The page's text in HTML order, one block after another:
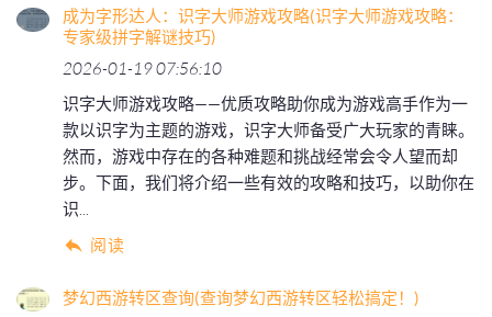
成为字形达人：识字大师游戏攻略(识字大师游戏攻略：
专家级拼字解谜技巧)
2026-01-19 07:56:10
识字大师游戏攻略——优质攻略助你成为游戏高手作为一
款以识字为主题的游戏，识字大师备受广大玩家的青睐。
然而，游戏中存在的各种难题和挑战经常会令人望而却
步。下面，我们将介绍一些有效的攻略和技巧，以助你在
识...
阅读
梦幻西游转区查询(查询梦幻西游转区轻松搞定！)